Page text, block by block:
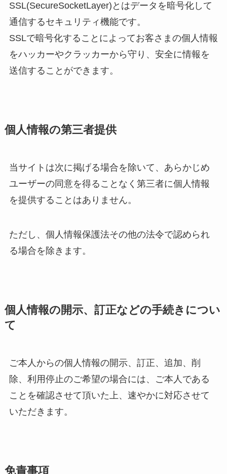
SSL(SecureSocketLayer)とはデータを暗号化して
通信するセキュリティ機能です。
SSLで暗号化することによってお客さまの個人情報
をハッカーやクラッカーから守り、安全に情報を
送信することができます。
個人情報の第三者提供
当サイトは次に掲げる場合を除いて、あらかじめ
ユーザーの同意を得ることなく第三者に個人情報
を提供することはありません。
ただし、個人情報保護法その他の法令で認められ
る場合を除きます。
個人情報の開示、訂正などの手続きについ
て
ご本人からの個人情報の開示、訂正、追加、削
除、利用停止のご希望の場合には、ご本人である
ことを確認させて頂いた上、速やかに対応させて
いただきます。
免責事項